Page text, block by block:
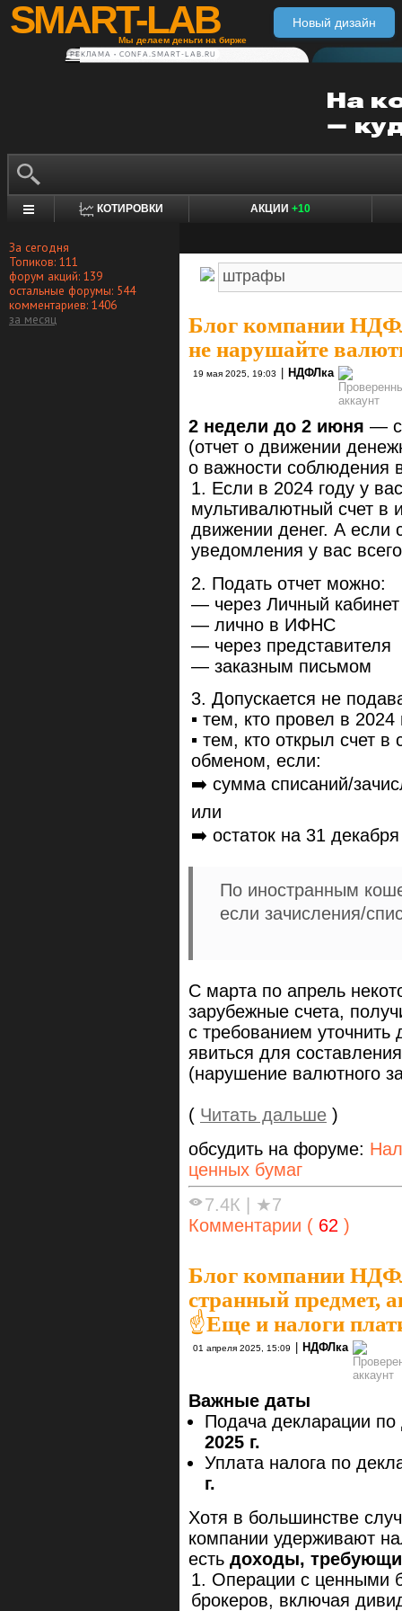
SMART-LAB
Мы делаем деньги на бирже
Новый дизайн
РЕКЛАМА • CONFA.SMART-LAB.RU
КОТИРОВКИ АКЦИИ +10
За сегодня
Топиков: 111
форум акций: 139
остальные форумы: 544
комментариев: 1406
за месяц
Блог компании
не нарушайте
19 мая 2025, 19:03 НДФЛка
2 недели до 2 июня —
(отчет о движении
о важности соблюдения
Если в 2024 году у
мультивалютный счет в
движении денег. А если
уведомления у вас
Подать отчет можно:
— через Личный
— лично в ИФНС
— через представителя
— заказным письмом
Допускается не
▪️ тем, кто провел в
▪️ тем, кто открыл счет
обменом, если:
➡️ сумма списаний/
или
➡️ остаток на 31
По иностранным
если зачисления/
С марта по апрель
зарубежные счета,
с требованием уточнить
явиться для
(нарушение валютного
( Читать дальше )
обсудить на форуме:
ценных бумаг
7.4К
★7
Комментарии ( 62 )
Блог компании
странный предмет,
☝️Еще и налоги
01 апреля 2025, 15:09 НДФЛка
Важные даты
Подача декларации
2025 г.
Уплата налога по
г.
Хотя в большинстве
компании удерживают
есть доходы,
Операции с ценными
брокеров, включая